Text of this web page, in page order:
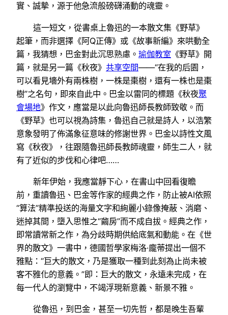
實、誠摯，源于他急流般磅礴涌動的魂靈。
這一短文，從書桌上魯迅的一本散文集《野草》
起筆，而非選擇《阿Q正傳》或《故事新編》來哄動全
篇，我猜想，巴金對此沉思熟慮。 瑜伽教室 《野草》開
篇，就是另一篇《秋夜》 共享空間——“在我的后園，
可以看見墻外有兩株樹，一株是棗樹，還有一株也是棗
樹”之名句，即來自此中。巴金以雷同的標題《秋夜聚
會場地》作文，應當是以此向魯迅師長教師致敬。而
《野草》也可以視為詩集，魯迅自己就是詩人，以浩繁
意象發明了佈滿象征意味的修謝世界。巴金以詩性文風
寫《秋夜》，往跟隨魯迅師長教師魂靈，師生二人，就
有了近似的步伐和心律吧……
新年伊始，我應當靜下心，在書山中回看復瞻
前，重讀魯迅、巴金等作家的經典之作，防止被AI依照
“算法”精準投送的海量文字和絢麗小錄像掩蔽、消磨、
迷掉其間，墮入思惟之“繭房”而不成自拔。經典之作，
即常讀常新之作，為分歧時期供給底氣和動能。在《世
界的散文》一書中，德國哲學家梅洛·龐蒂提出一個不
雅點：“巨大的散文，乃是獲取一種到此刻為止尚未被
客不雅化的意義。”即：巨大的散文，永遠未完成，在
每一代人的瀏覽中，不竭浮現新意義、新景不雅。
從魯迅，到巴金，甚至一切先哲，都是晚生吾輩